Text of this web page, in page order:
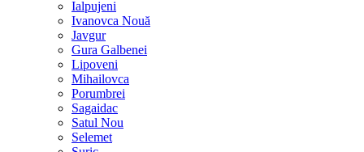
Ialpujeni
Ivanovca Nouă
Javgur
Gura Galbenei
Lipoveni
Mihailovca
Porumbrei
Sagaidac
Satul Nou
Selemet